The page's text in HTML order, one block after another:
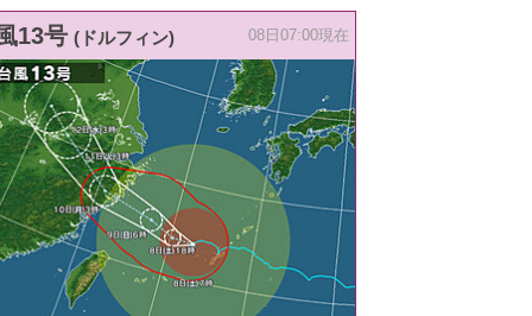
13号 (ドルフィン) 08日07:00現在